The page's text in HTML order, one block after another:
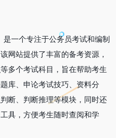
一个专注于公务员考试和编制
网站提供了丰富的备考资源，
多个考试科目，旨在帮助考生
库、申论考试技巧、资料分
断、判断推理等模块，同时还
具，方便考生随时查阅和学